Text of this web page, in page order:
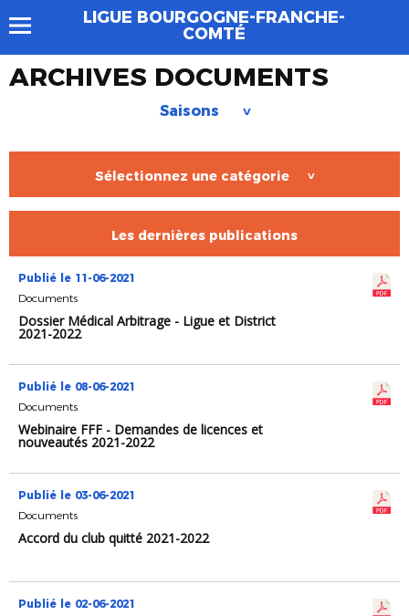
LIGUE BOURGOGNE-FRANCHE-
COMTÉ
ARCHIVES DOCUMENTS
Saisons >
Sélectionnez une catégorie >
Les dernières publications
Publié le 11-06-2021
Documents
Dossier Médical Arbitrage - Ligue et District
2021-2022
Publié le 08-06-2021
Documents
Webinaire FFF - Demandes de licences et
nouveautés 2021-2022
Publié le 03-06-2021
Documents
Accord du club quitté 2021-2022
Publié le 02-06-2021